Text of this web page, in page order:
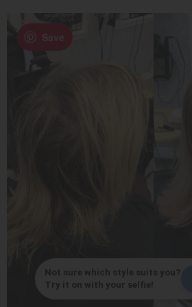
Save
Not sure which style suits you?
Try it on with your selfie!